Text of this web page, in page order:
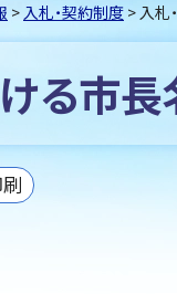
>入札・契約制度 > 入札
る市